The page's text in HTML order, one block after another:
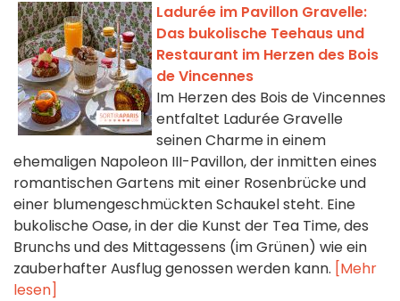
Ladurée im Pavillon Gravelle:
Das bukolische Teehaus und
Restaurant im Herzen des Bois
de Vincennes
Im Herzen des Bois de Vincennes
entfaltet Ladurée Gravelle
seinen Charme in einem
ehemaligen Napoleon III-Pavillon, der inmitten eines
romantischen Gartens mit einer Rosenbrücke und
einer blumengeschmückten Schaukel steht. Eine
bukolische Oase, in der die Kunst der Tea Time, des
Brunchs und des Mittagessens (im Grünen) wie ein
zauberhafter Ausflug genossen werden kann. [Mehr
lesen]